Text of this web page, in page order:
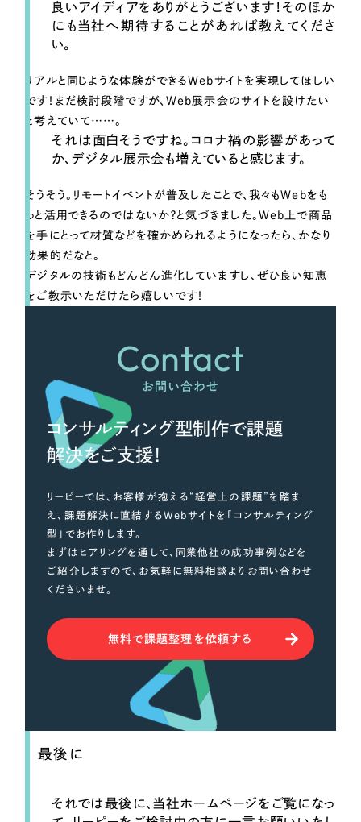
良いアイディアをありがとうございます！そのほか
にも当社へ期待することがあれば教えてくださ
い。
リアルと同じような体験ができるWebサイトを実現してほしい
です！まだ検討段階ですが、Web展示会のサイトを設けたい
と考えていて……。
それは面白そうですね。コロナ禍の影響があって
か、デジタル展示会も増えていると感じます。
そうそう。リモートイベントが普及したことで、我々もWebをも
っと活用できるのではないか？と気づきました。Web上で商品
を手にとって材質などを確かめられるようになったら、かなり
効果的だなと。
デジタルの技術もどんどん進化していますし、ぜひ良い知恵
をご教示いただけたら嬉しいです！
Contact
お問い合わせ
コンサルティング型制作で課題
解決をご支援！
リーピーでは、お客様が抱える“経営上の課題”を踏ま
え、課題解決に直結するWebサイトを「コンサルティング
型」でお作りします。
まずはヒアリングを通して、同業他社の成功事例などを
ご紹介しますので、お気軽に無料相談よりお問い合わせ
くださいませ。
無料で課題整理を依頼する
最後に
それでは最後に、当社ホームページをご覧になっ